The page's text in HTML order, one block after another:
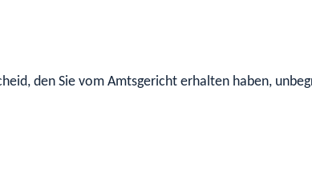
den Sie vom Amtsgericht erhalten haben,